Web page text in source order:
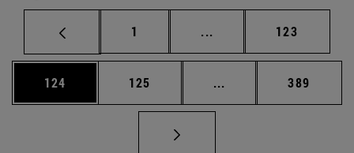
Página
1 ... Páginas intermedias
Página
123
Página
124 Página
125 ... Páginas intermedias
Página
389